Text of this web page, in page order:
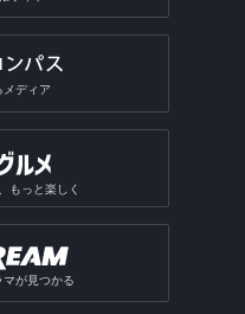
メディア
もっと楽しく
が見つかる